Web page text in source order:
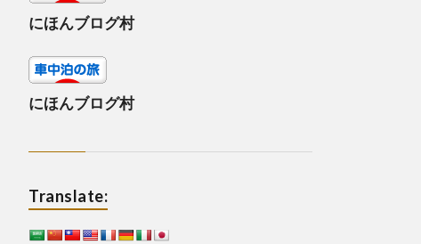
にほんブログ村
にほんブログ村
Translate: